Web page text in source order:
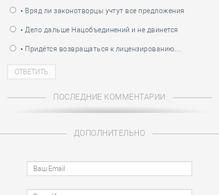
• Вряд ли законотворцы учтут все предложения
• Дело дальше Нацобъединений и не двинется
• Придётся возвращаться к лицензированию…
ПОСЛЕДНИЕ КОММЕНТАРИИ
ДОПОЛНИТЕЛЬНО